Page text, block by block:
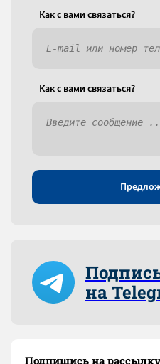
Как c вами связаться?
Как c вами связаться?
на
Подпишись на